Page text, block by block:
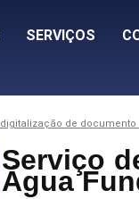
SERVIÇOS
digitalização de
Serviço
Água